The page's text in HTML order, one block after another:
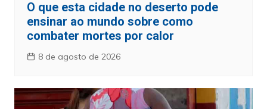
O que esta cidade no deserto pode
ensinar ao mundo sobre como
combater mortes por calor
8 de agosto de 2026